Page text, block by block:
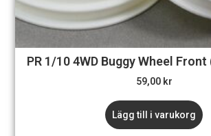
PR 1/10 4WD Buggy Wheel
59,00 kr
Lägg till i varukorg